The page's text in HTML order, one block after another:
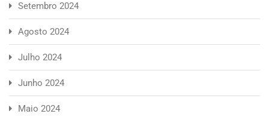
Setembro 2024
Agosto 2024
Julho 2024
Junho 2024
Maio 2024